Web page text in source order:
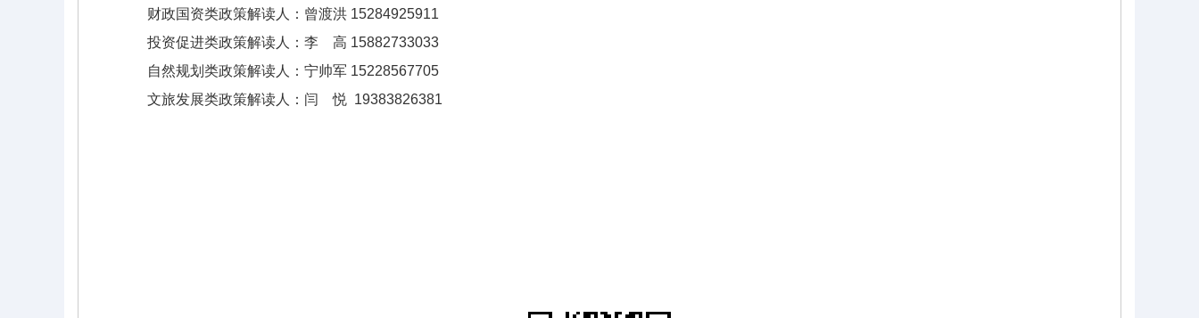
财政国资类政策解读人：曾渡洪 15284925911
投资促进类政策解读人：李 高 15882733033
自然规划类政策解读人：宁帅军 15228567705
文旅发展类政策解读人：闫 悦 19383826381